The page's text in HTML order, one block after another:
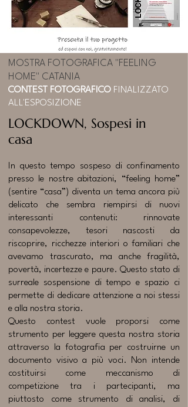
MOSTRA FOTOGRAFICA "FEELING
HOME" CATANIA
CONTEST FOTOGRAFICO FINALIZZATO
ALL'ESPOSIZIONE
LOCKDOWN, Sospesi in
casa
In questo tempo sospeso di confinamento
presso le nostre abitazioni, “feeling home”
(sentire “casa”) diventa un tema ancora più
delicato che sembra riempirsi di nuovi
interessanti contenuti: rinnovate
consapevolezze, tesori nascosti da
riscoprire, ricchezze interiori o familiari che
avevamo trascurato, ma anche fragilità,
povertà, incertezze e paure. Questo stato di
surreale sospensione di tempo e spazio ci
permette di dedicare attenzione a noi stessi
e alla nostra storia.
​Questo contest vuole proporsi come
strumento per leggere questa nostra storia
attraverso la fotografia per costruirne un
documento visivo a più voci. Non intende
costituirsi come meccanismo di
competizione tra i partecipanti, ma
piuttosto come strumento di analisi, di